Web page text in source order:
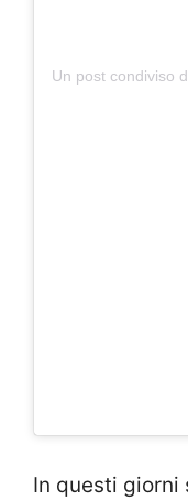
In questi giorni